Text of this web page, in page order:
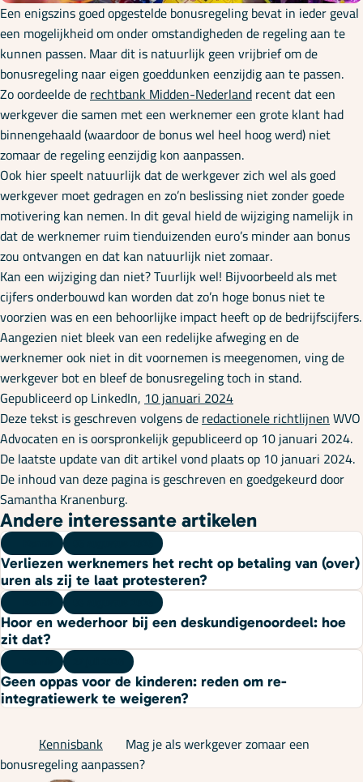
Cursussen
Podcasts
Over ons
Een enigszins goed opgestelde bonusregeling bevat in ieder geval
een mogelijkheid om onder omstandigheden de regeling aan te
kunnen passen. Maar dit is natuurlijk geen vrijbrief om de
bonusregeling naar eigen goeddunken eenzijdig aan te passen.
Zo oordeelde derechtbank Midden-Nederlandrecent dat een
werkgever die samen met een werknemer een grote klant had
binnengehaald (waardoor de bonus wel heel hoog werd) niet
zomaar de regeling eenzijdig kon aanpassen.
Ook hier speelt natuurlijk dat de werkgever zich wel als goed
werkgever moet gedragen en zo’n beslissing niet zonder goede
motivering kan nemen. In dit geval hield de wijziging namelijk in
dat de werknemer ruim tienduizenden euro’s minder aan bonus
zou ontvangen en dat kan natuurlijk niet zomaar.
Kan een wijziging dan niet? Tuurlijk wel! Bijvoorbeeld als met
cijfers onderbouwd kan worden dat zo’n hoge bonus niet te
voorzien was en een behoorlijke impact heeft op de bedrijfscijfers.
Aangezien niet bleek van een redelijke afweging en de
werknemer ook niet in dit voornemen is meegenomen, ving de
werkgever bot en bleef de bonusregeling toch in stand.
Gepubliceerd op LinkedIn,10 januari 2024
Deze tekst is geschreven volgens deredactionele richtlijnenWVO
Advocaten en is oorspronkelijk gepubliceerd op 10 januari 2024.
De laatste update van dit artikel vond plaats op 10 januari 2024.
De inhoud van deze pagina is geschreven en goedgekeurd door
Samantha Kranenburg.
Andere interessante artikelen
Verliezen werknemers het recht op betaling van (over)
uren als zij te laat protesteren?
Hoor en wederhoor bij een deskundigenoordeel: hoe
zit dat?
Geen oppas voor de kinderen: reden om re-
integratiewerk te weigeren?
Kennisbank
Mag je als werkgever zomaar een
bonusregeling aanpassen?